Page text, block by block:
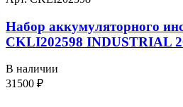
Набор аккумуляторного
CKLI202598 INDUSTRIAL
В наличии
31500 ₽